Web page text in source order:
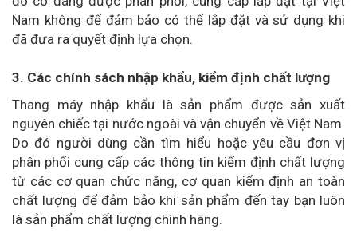
Nam không để đảm bảo có thể lắp đặt và sử dụng khi
đã đưa ra quyết định lựa chọn.
3. Các chính sách nhập khẩu, kiểm định chất lượng
Thang máy nhập khẩu là sản phẩm được sản xuất
nguyên chiếc tại nước ngoài và vận chuyển về Việt Nam.
Do đó người dùng cần tìm hiểu hoặc yêu cầu đơn vị
phân phối cung cấp các thông tin kiểm định chất lượng
từ các cơ quan chức năng, cơ quan kiểm định an toàn
chất lượng để đảm bảo khi sản phẩm đến tay bạn luôn
là sản phẩm chất lượng chính hãng.